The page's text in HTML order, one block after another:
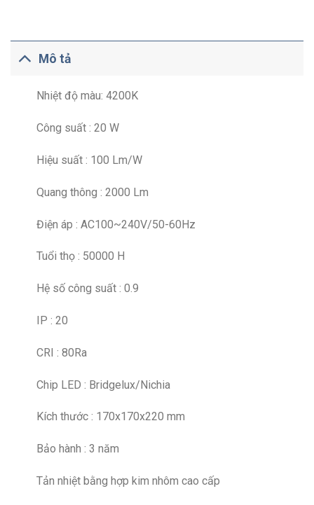
Mô tả
Nhiệt độ màu: 4200K
Công suất : 20 W
Hiệu suất : 100 Lm/W
Quang thông : 2000 Lm
Điện áp : AC100~240V/50-60Hz
Tuổi thọ : 50000 H
Hệ số công suất : 0.9
IP : 20
CRI : 80Ra
Chip LED : Bridgelux/Nichia
Kích thước : 170x170x220 mm
Bảo hành : 3 năm
Tản nhiệt bằng hợp kim nhôm cao cấp